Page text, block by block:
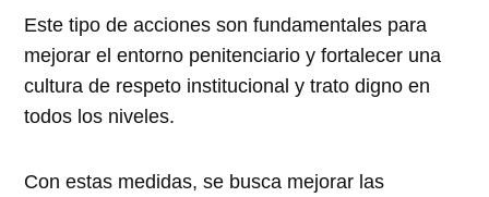
Este tipo de acciones son fundamentales para
mejorar el entorno penitenciario y fortalecer una
cultura de respeto institucional y trato digno en
todos los niveles.
Con estas medidas, se busca mejorar las